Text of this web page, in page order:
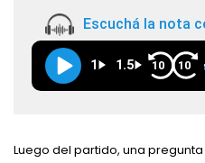
Escuchá la nota
1 1.5 10 10
Luego del partido, una